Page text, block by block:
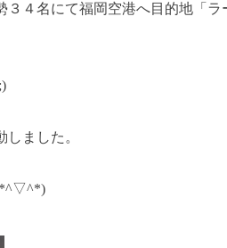
４名にて福岡空港へ目的地「ラ
ました。